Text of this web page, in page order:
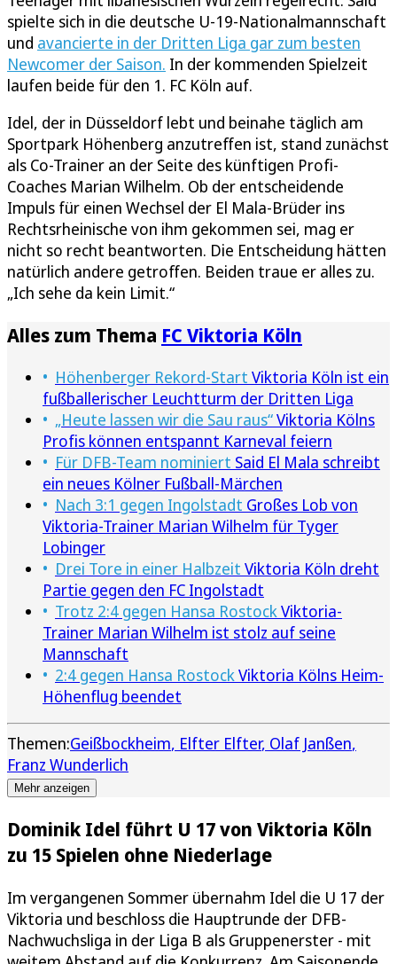
spielte sich in die deutsche U-19-Nationalmannschaft
und avancierte in der Dritten Liga gar zum besten
Newcomer der Saison. In der kommenden Spielzeit
laufen beide für den 1. FC Köln auf.
Idel, der in Düsseldorf lebt und beinahe täglich am
Sportpark Höhenberg anzutreffen ist, stand zunächst
als Co-Trainer an der Seite des künftigen Profi-
Coaches Marian Wilhelm. Ob der entscheidende
Impuls für einen Wechsel der El Mala-Brüder ins
Rechtsrheinische von ihm gekommen sei, mag er
nicht so recht beantworten. Die Entscheidung hätten
natürlich andere getroffen. Beiden traue er alles zu.
„Ich sehe da kein Limit.“
Alles zum Thema FC Viktoria Köln
Höhenberger Rekord-Start Viktoria Köln ist ein
fußballerischer Leuchtturm der Dritten Liga
„Heute lassen wir die Sau raus“Viktoria Kölns
Profis können entspannt Karneval feiern
Für DFB-Team nominiert Said El Mala schreibt
ein neues Kölner Fußball-Märchen
Nach 3:1 gegen Ingolstadt Großes Lob von
Viktoria-Trainer Marian Wilhelm für Tyger
Lobinger
Drei Tore in einer Halbzeit Viktoria Köln dreht
Partie gegen den FC Ingolstadt
Trotz 2:4 gegen Hansa RostockViktoria-
Trainer Marian Wilhelm ist stolz auf seine
Mannschaft
2:4 gegen Hansa RostockViktoria Kölns Heim-
Höhenflug beendet
Themen:Geißbockheim Elfter Elfter Olaf Janßen
Franz Wunderlich
Mehr anzeigen
Dominik Idel führt U 17 von Viktoria Köln
zu 15 Spielen ohne Niederlage
Im vergangenen Sommer übernahm Idel die U 17 der
Viktoria und beschloss die Hauptrunde der DFB-
Nachwuchsliga in der Liga B als Gruppenerster - mit